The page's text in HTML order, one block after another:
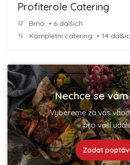
Profiterole Catering
Brno + 6 dalších
Kompletní catering + 14
Nechce se
Vybereme za vás
pro vaší
Zadat